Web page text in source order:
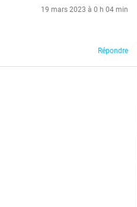
19 mars 2023 à 0 h 04 min
Répondre